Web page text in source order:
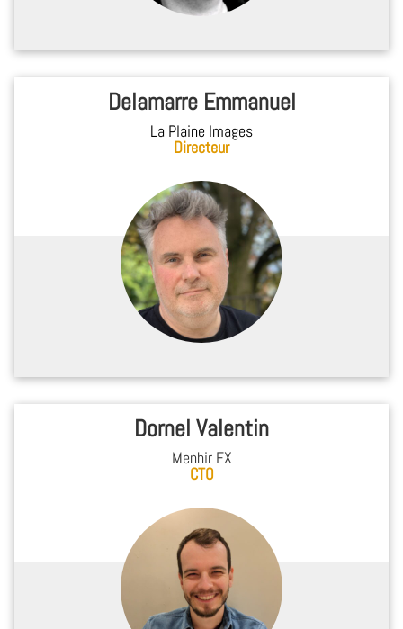
Delamarre Emmanuel
La Plaine Images
Directeur
Dornel Valentin
Menhir FX
CTO